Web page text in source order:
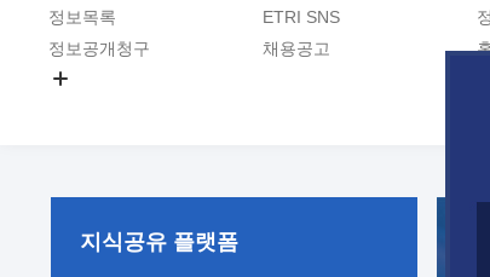
정보목록
정보공개청구
ETRI SNS
채용공고
지식공유 플랫폼